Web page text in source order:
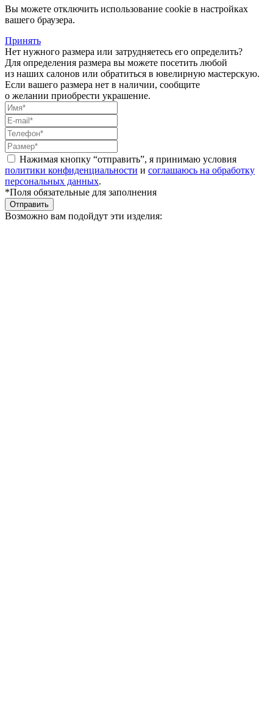
Вы можете отключить использование cookie в настройках
вашего браузера.
Принять
Нет нужного размера или затрудняетесь его определить?
Для определения размера вы можете посетить любой
из наших салонов или обратиться в ювелирную мастерскую.
Если вашего размера нет в наличии, сообщите
о желании приобрести украшение.
Нажимая кнопку “отправить”, я принимаю условия
политики конфиденциальности и соглашаюсь на обработку
персональных данных.
*Поля обязательные для заполнения
Отправить
Возможно вам подойдут эти изделия: